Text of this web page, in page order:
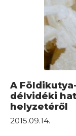
A
délvidéki
helyzetéről
2015.09.14.